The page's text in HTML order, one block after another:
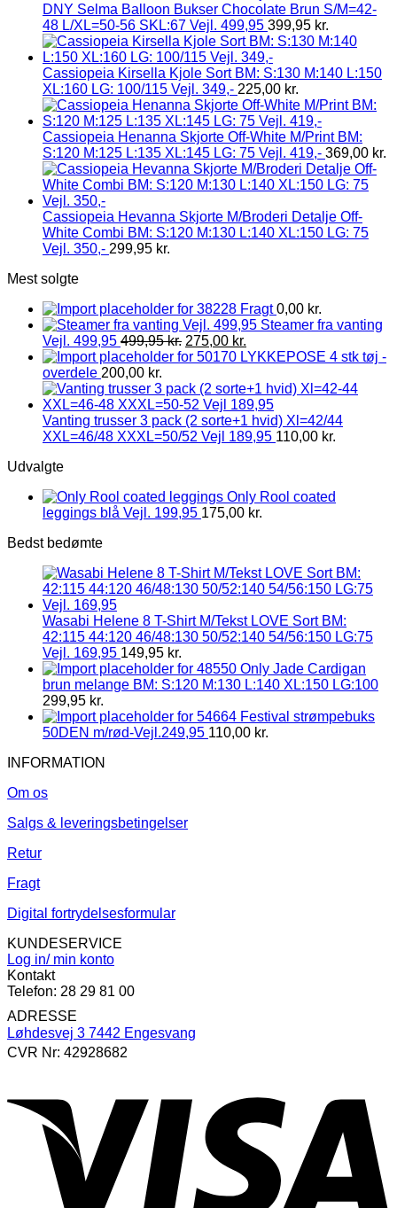
DNY Selma Balloon Bukser Chocolate Brun S/M=42-
48 L/XL=50-56 SKL:67 Vejl. 499,95 399,95 kr.
Cassiopeia Kirsella Kjole Sort BM: S:130 M:140 L:150
XL:160 LG: 100/115 Vejl. 349,- 225,00 kr.
Cassiopeia Henanna Skjorte Off-White M/Print BM:
S:120 M:125 L:135 XL:145 LG: 75 Vejl. 419,- 369,00 kr.
Cassiopeia Hevanna Skjorte M/Broderi Detalje Off-
White Combi BM: S:120 M:130 L:140 XL:150 LG: 75
Vejl. 350,- 299,95 kr.
Mest solgte
Fragt 0,00 kr.
Steamer fra vanting
Vejl. 499,95 499,95kr. 275,00 kr.
LYKKEPOSE 4 stk tøj -
overdele 200,00 kr.
Vanting trusser 3 pack (2 sorte+1 hvid) Xl=42/44
XXL=46/48 XXXL=50/52 Vejl 189,95 110,00 kr.
Udvalgte
Only Rool coated
leggings blå Vejl. 199,95 175,00 kr.
Bedst bedømte
Wasabi Helene 8 T-Shirt M/Tekst LOVE Sort BM:
42:115 44:120 46/48:130 50/52:140 54/56:150 LG:75
Vejl. 169,95 149,95 kr.
Only Jade Cardigan
brun melange BM: S:120 M:130 L:140 XL:150 LG:100
299,95 kr.
Festival strømpebuks
50DEN m/rød-Vejl.249,95 110,00 kr.
INFORMATION
Om os
Salgs & leveringsbetingelser
Retur
Fragt
Digital fortrydelsesformular
KUNDESERVICE
Log in/ min konto
Kontakt
Telefon: 28 29 81 00
ADRESSE
Løhdesvej 3 7442 Engesvang
CVR Nr: 42928682